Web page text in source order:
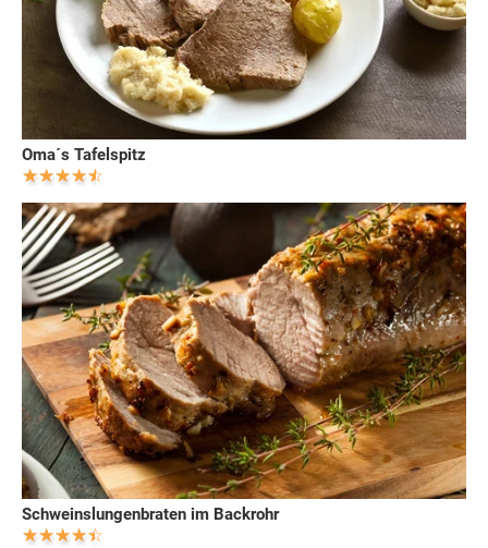
Oma´s Tafelspitz
Schweinslungenbraten im Backrohr